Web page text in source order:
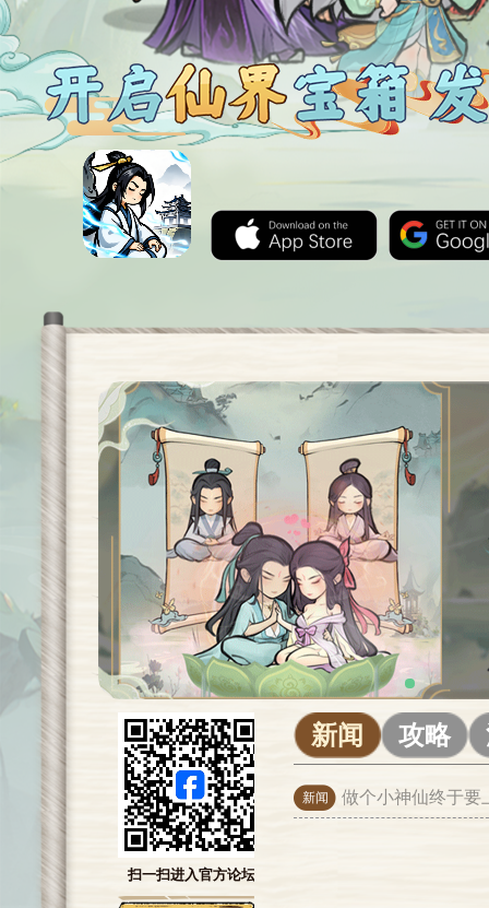
扫一扫进入官方论坛
新闻 攻略
新闻 做个小神仙终于要